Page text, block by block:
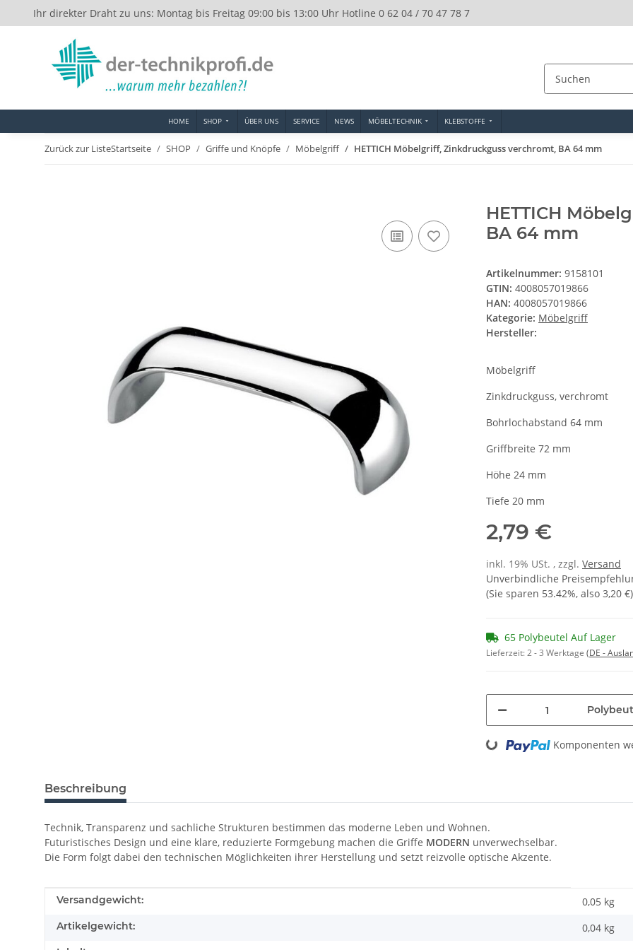
Ihr direkter Draht zu uns: Montag bis Freitag 09:00 bis 13:00 Uhr Hotline 0 62 04 / 70 47 78 7
HOME SHOP ÜBER UNS SERVICE NEWS MÖBELTECHNIK KLEBSTOFFE
Zurück zur ListeStartseite SHOP Griffe und Knöpfe Möbelgriff HETTICH Möbelgriff, Zinkdruckguss verchromt, BA 64 mm
HETTICH
BA 64 mm
Artikelnummer: 9158101
GTIN: 4008057019866
HAN: 4008057019866
Kategorie: Möbelgriff
Hersteller:
Möbelgriff
Zinkdruckguss, verchromt
Bohrlochabstand 64 mm
Griffbreite 72 mm
Höhe 24 mm
Tiefe 20 mm
2,79 €
inkl. 19% USt. , zzgl. Versand
Unverbindliche
(Sie sparen 53.42%, also 3,20 €)
65 Polybeutel Auf Lager
Lieferzeit:2 - 3 Werktage (DE -
Loading... Komponenten
Beschreibung
Technik, Transparenz und sachliche Strukturen bestimmen das moderne Leben und Wohnen.
Futuristisches Design und eine klare, reduzierte Formgebung machen die Griffe MODERN unverwechselbar.
Die Form folgt dabei den technischen Möglichkeiten ihrer Herstellung und setzt reizvolle optische Akzente.
Produkteigenschaft
Wert
Versandgewicht: 0,05 kg
Artikelgewicht: 0,04 kg